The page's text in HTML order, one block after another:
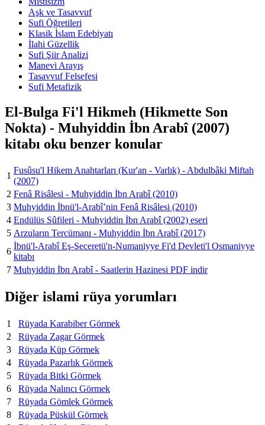
Aşk ve Tasavvuf
Sufi Öğretileri
Klasik İslam Edebiyatı
İlahi Güzellik
Sufi Şiir Analizi
Manevi Arayış
Tasavvuf Felsefesi
Sufi Metafizik
El-Bulga Fi'l Hikmeh (Hikmette Son
Nokta) - Muhyiddin İbn Arabî (2007)
kitabı oku benzer konular
1
Fusûsu'l Hikem Anahtarları (Kur'an - Varlık) - Abdulbâki Miftah
(2007)
2 Fenâ Risâlesi - Muhyiddin İbn Arabî (2010)
3 Muhyiddin İbnü'l-Arabî’nin Fenâ Risâlesi (2010)
4 Endülüs Sûfileri - Muhyiddin İbn Arabî (2002) eseri
5 Arzuların Tercümanı - Muhyiddin İbn Arabî (2017)
6
İbnü'l-Arabî Eş-Şeceretü'n-Numaniyye Fi'd Devleti'l Osmaniyye
kitabı
7 Muhyiddin İbn Arabî - Saatlerin Hazinesi PDF indir
Diğer islami rüya yorumları
1
Rüyada Karabiber Görmek
2
Rüyada Zagar Görmek
3
Rüyada Küp Görmek
4
Rüyada Pazarlık Görmek
5
Rüyada Bitki Görmek
6
Rüyada Nalıncı Görmek
7
Rüyada Gömlek Görmek
8
Rüyada Püskül Görmek